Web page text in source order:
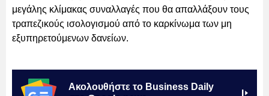
μεγάλης κλίμακας συναλλαγές που θα απαλλάξουν τους
τραπεζικούς ισολογισμού από το καρκίνωμα των μη
εξυπηρετούμενων δανείων.
Ακολουθήστε το Business Daily